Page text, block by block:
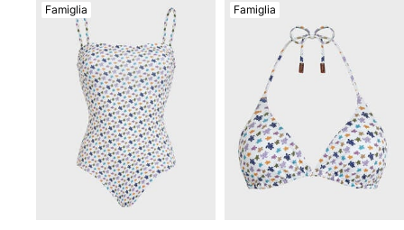
Polo
Camicie
Bermuda
Pullover e Cardigan
Capispalla
Pantaloni
Maglieria
T-shirts
Modelli lounge
Vedi tutti i Abbigliamento
Famiglia Famiglia